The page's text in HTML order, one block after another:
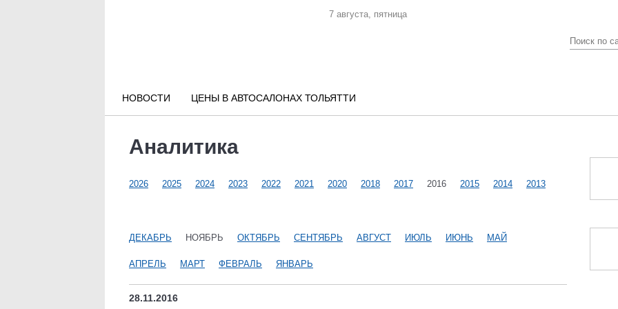
7 августа, пятница
НОВОСТИ ЦЕНЫ В АВТОСАЛОНАХ ТОЛЬЯТТИ
Аналитика
2026 2025 2024 2023 2022 2021 2020 2018 2017 2016 2015 2014 2013
ДЕКАБРЬ НОЯБРЬ ОКТЯБРЬ СЕНТЯБРЬ АВГУСТ ИЮЛЬ ИЮНЬ МАЙ
АПРЕЛЬ МАРТ ФЕВРАЛЬ ЯНВАРЬ
28.11.2016